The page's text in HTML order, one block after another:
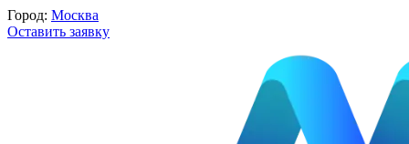
Город: Москва
Оставить заявку